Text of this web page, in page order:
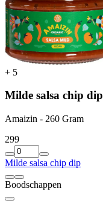
+ 5
Milde salsa chip dip
Amaizin - 260 Gram
299
Milde salsa chip dip
Boodschappen